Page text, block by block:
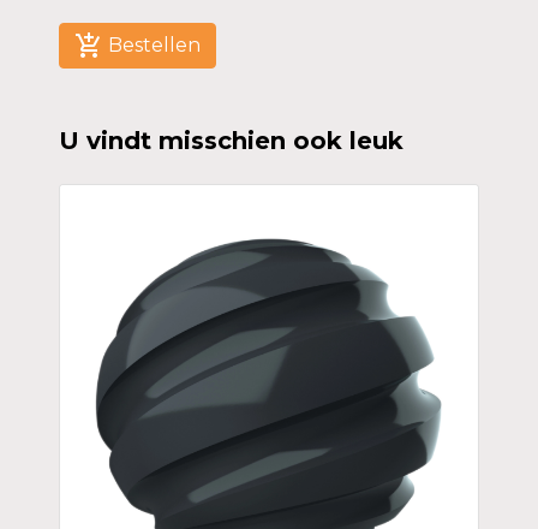
add_shopping_cart Bestellen
U vindt misschien ook leuk